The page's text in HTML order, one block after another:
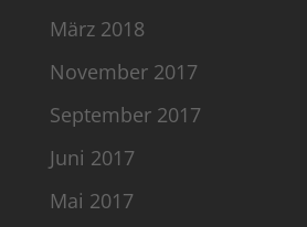
März 2018
November 2017
September 2017
Juni 2017
Mai 2017